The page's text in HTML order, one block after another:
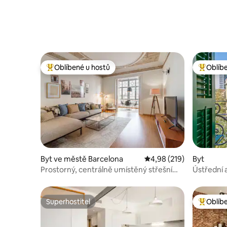
Nejlepší v kategorii Oblíbené u hostů
Oblíbené u hostů
Byt ve městě Barcelona Průměrné hodnocení
4,98 (219)
Prostorný, centrálně umístěný střešní
Nejlepší
Byt
Ústřední
Superhostitel
Superhostitel Nejlepší